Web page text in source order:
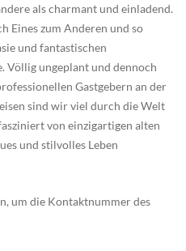
als charmant und einladend.
Eines zum Anderen und so
und fantastischen
Völlig ungeplant und dennoch
Gastgebern an der
sind wir viel durch die Welt
von einzigartigen alten
und stilvolles Leben
um die Kontaktnummer des